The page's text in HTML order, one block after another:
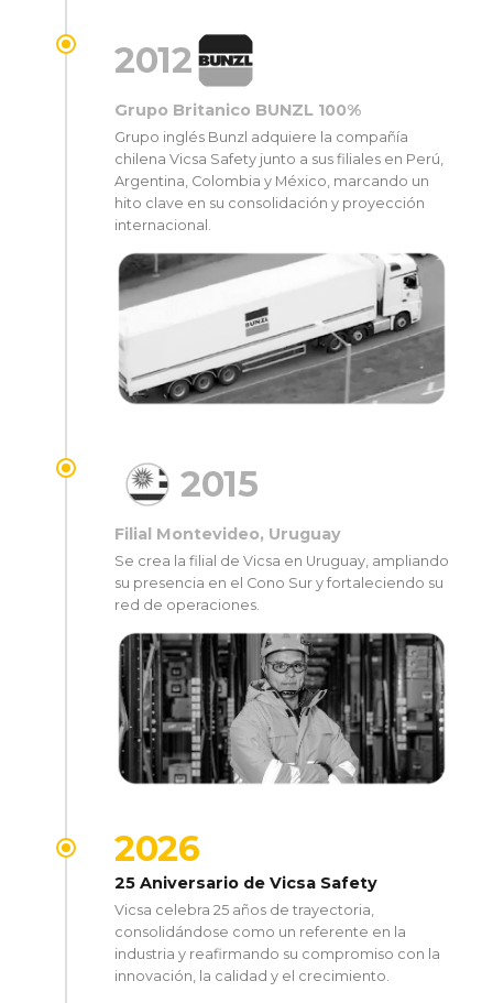
2012
Grupo Britanico BUNZL 100%
Grupo inglés Bunzl adquiere la compañía
chilena Vicsa Safety junto a sus filiales en Perú,
Argentina, Colombia y México, marcando un
hito clave en su consolidación y proyección
internacional.
2015
Filial Montevideo, Uruguay
Se crea la filial de Vicsa en Uruguay, ampliando
su presencia en el Cono Sur y fortaleciendo su
red de operaciones.
2026
25 Aniversario de Vicsa Safety
Vicsa celebra 25 años de trayectoria,
consolidándose como un referente en la
industria y reafirmando su compromiso con la
innovación, la calidad y el crecimiento.